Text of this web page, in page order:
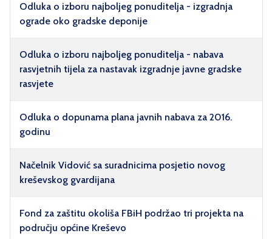
Odluka o izboru najboljeg ponuditelja - izgradnja
ograde oko gradske deponije
Odluka o izboru najboljeg ponuditelja - nabava
rasvjetnih tijela za nastavak izgradnje javne gradske
rasvjete
Odluka o dopunama plana javnih nabava za 2016.
godinu
Načelnik Vidović sa suradnicima posjetio novog
kreševskog gvardijana
Fond za zaštitu okoliša FBiH podržao tri projekta na
području općine Kreševo